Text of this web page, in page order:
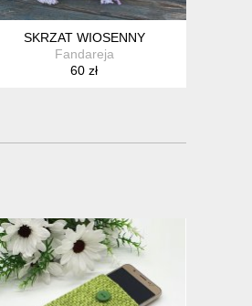
SKRZAT WIOSENNY
Fandareja
60 zł